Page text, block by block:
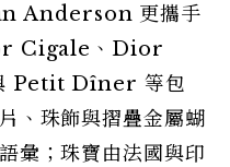
Anderson 更攜手
Cigale、Dior
Petit Dîner 等包
、珠飾與摺疊金屬蝴
彙；珠寶由法國與印